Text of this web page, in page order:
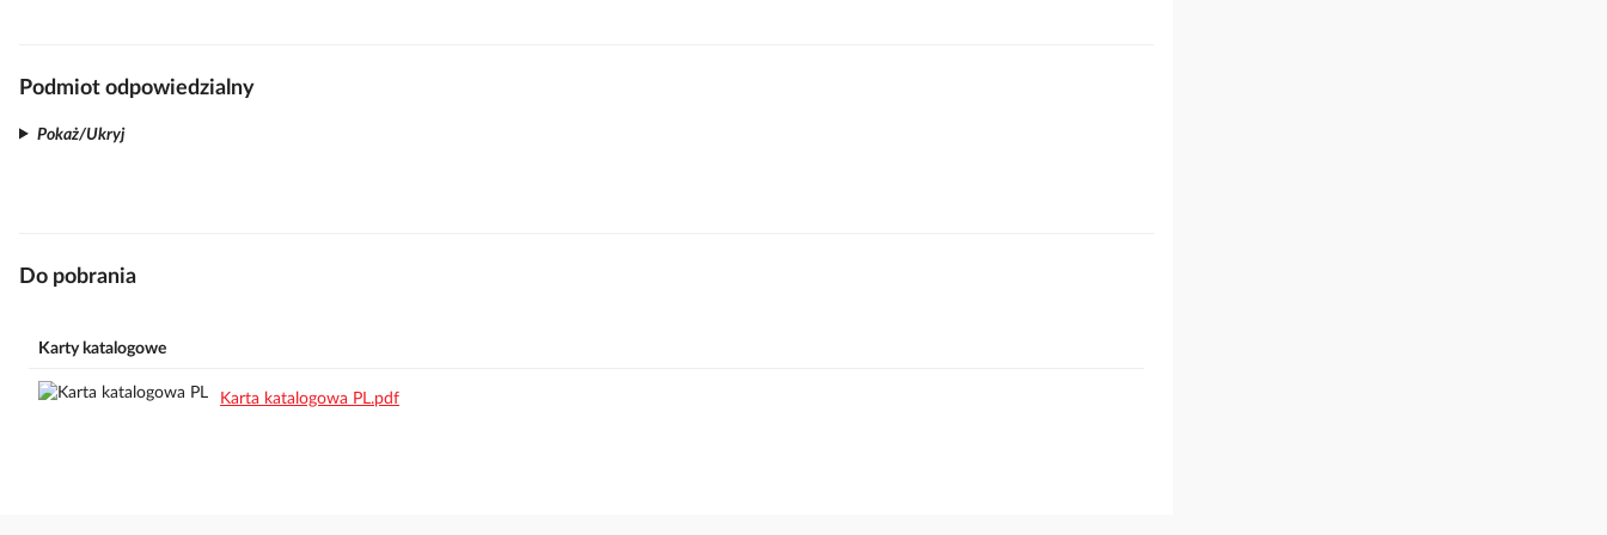
Podmiot odpowiedzialny
Pokaż/Ukryj
Do pobrania
Karty katalogowe
Karta katalogowa PL.pdf